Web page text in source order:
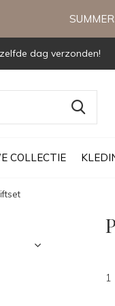
COLLECTIE
dag verzonden!
1